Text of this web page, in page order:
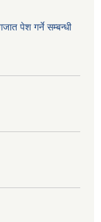
पेश गर्ने सम्बन्धी